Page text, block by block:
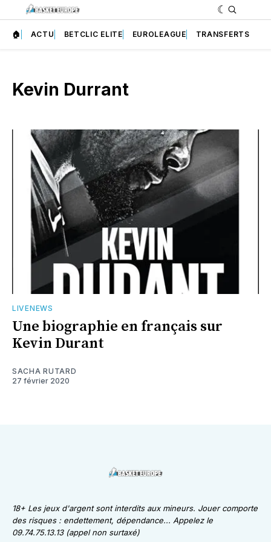
🏠 ACTU BETCLIC ELITE EUROLEAGUE TRANSFERTS
Kevin Durrant
LIVENEWS
Une biographie en français sur
Kevin Durant
SACHA RUTARD
27 février 2020
18+ Les jeux d'argent sont interdits aux mineurs. Jouer comporte
des risques : endettement, dépendance... Appelez le
09.74.75.13.13 (appel non surtaxé)